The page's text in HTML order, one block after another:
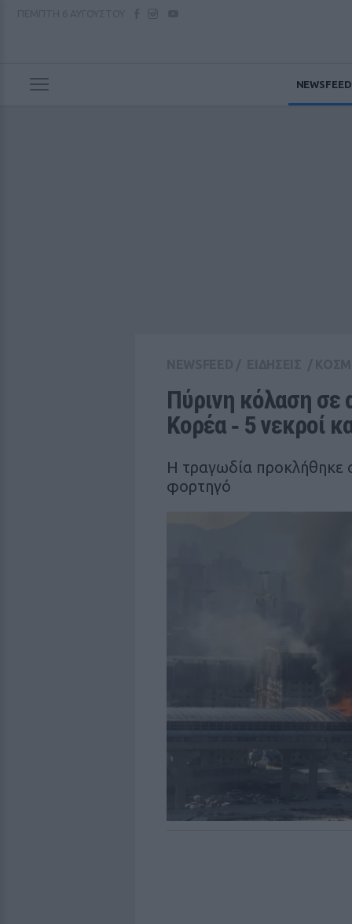
NEWSFEED
Πύρινη κόλαση σε
Κορέα ‑ 5 νεκροί
Η τραγωδία προκλήθηκε
φορτηγό